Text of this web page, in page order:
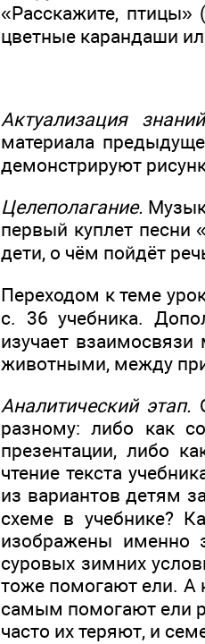
«Расскажите,
цветные карандаши
Актуализация
материала
демонстрируют
Целеполагание.
первый куплет песни
дети, о чём пойдёт
Переходом к теме
с. 36 учебника.
изучает
животными, между
Аналитический этап.
разному: либо как
презентации, либо
чтение текста
из вариантов детям
схеме в учебнике?
изображены именно
суровых зимних
тоже помогают ели. А
самым помогают ели
часто их теряют, и